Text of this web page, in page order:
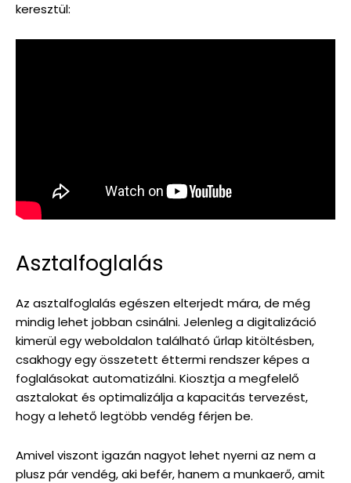
keresztül:
Asztalfoglalás
Az asztalfoglalás egészen elterjedt mára, de még
mindig lehet jobban csinálni. Jelenleg a digitalizáció
kimerül egy weboldalon található űrlap kitöltésben,
csakhogy egy összetett éttermi rendszer képes a
foglalásokat automatizálni. Kiosztja a megfelelő
asztalokat és optimalizálja a kapacitás tervezést,
hogy a lehető legtöbb vendég férjen be.
Amivel viszont igazán nagyot lehet nyerni az nem a
plusz pár vendég, aki befér, hanem a munkaerő, amit